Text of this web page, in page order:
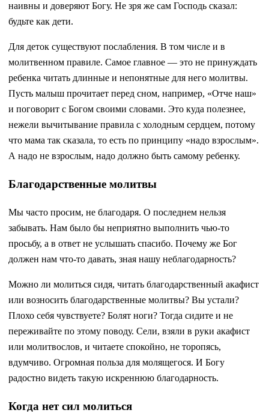
наивны и доверяют Богу. Не зря же сам Господь сказал:
будьте как дети.
Для деток существуют послабления. В том числе и в
молитвенном правиле. Самое главное — это не принуждать
ребенка читать длинные и непонятные для него молитвы.
Пусть малыш прочитает перед сном, например, «Отче наш»
и поговорит с Богом своими словами. Это куда полезнее,
нежели вычитывание правила с холодным сердцем, потому
что мама так сказала, то есть по принципу «надо взрослым».
А надо не взрослым, надо должно быть самому ребенку.
Благодарственные молитвы
Мы часто просим, не благодаря. О последнем нельзя
забывать. Нам было бы неприятно выполнить чью-то
просьбу, а в ответ не услышать спасибо. Почему же Бог
должен нам что-то давать, зная нашу неблагодарность?
Можно ли молиться сидя, читать благодарственный акафист
или возносить благодарственные молитвы? Вы устали?
Плохо себя чувствуете? Болят ноги? Тогда сидите и не
переживайте по этому поводу. Сели, взяли в руки акафист
или молитвослов, и читаете спокойно, не торопясь,
вдумчиво. Огромная польза для молящегося. И Богу
радостно видеть такую искреннюю благодарность.
Когда нет сил молиться